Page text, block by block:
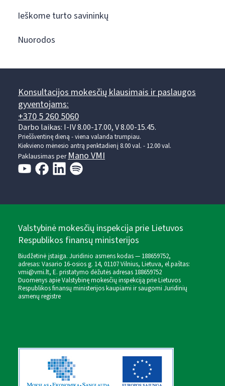
Ieškome turto savininkų
Nuorodos
Konsultacijos mokesčių klausimais ir paslaugos
gyventojams:
+370 5 260 5060
Darbo laikas: I-IV 8.00-17.00, V 8.00-15.45.
Prieššventinę dieną - viena valanda trumpiau.
Kiekvieno mėnesio antrą penktadienį 8.00 val. - 12.00 val.
Paklausimas perMano VMI
Valstybinė mokesčių inspekcija prie Lietuvos
Respublikos finansų ministerijos
Biudžetinė įstaiga. Juridinio asmens kodas — 188659752,
adresas: Vasario 16-osios g. 14, 01107 Vilnius, Lietuva, el.paštas:
vmi@vmi.lt, E. pristatymo dėžutės adresas 188659752
Duomenys apie Valstybinę mokesčių inspekciją prie Lietuvos
Respublikos finansų ministerijos kaupiami ir saugomi Juridinių
asmenų registre